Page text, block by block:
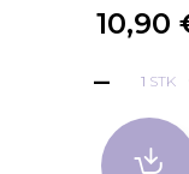
10,90
STK